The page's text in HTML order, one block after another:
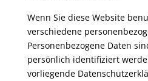
Wenn Sie diese Website
verschiedene
Personenbezogene Daten
persönlich identifiziert
vorliegende